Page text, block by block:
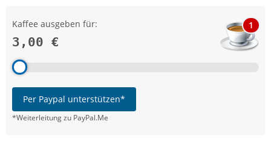
Kaffee ausgeben für:
3,00 €
1
Per Paypal unterstützen*
*Weiterleitung zu PayPal.Me